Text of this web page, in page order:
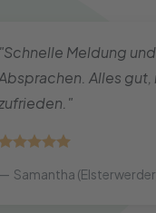
"Schnelle Meldung
Alles
Samantha